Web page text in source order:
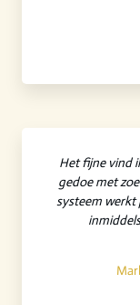
Het fijne vind
gedoe met
systeem werkt